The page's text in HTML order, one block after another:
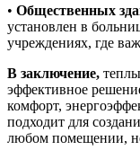
• Общественных
установлен в
учреждениях, где
В заключение,
эффективное
комфорт,
подходит для
любом помещении,